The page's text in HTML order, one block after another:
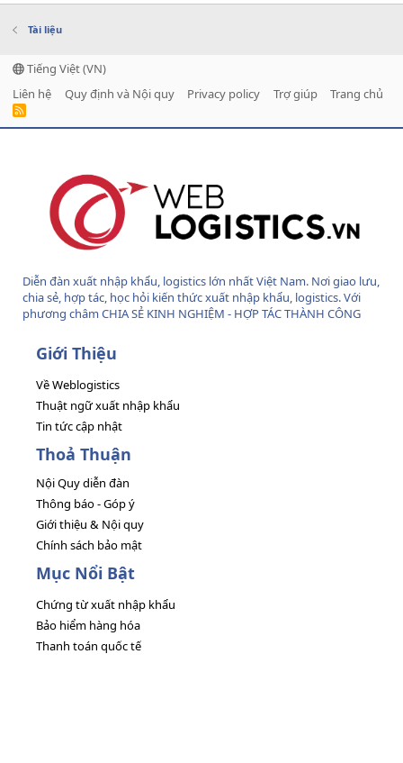
Tài liệu
Tiếng Việt (VN)
Liên hệ
Quy định và Nội quy Privacy policy Trợ giúp Trang chủ
R
Diễn đàn xuất nhập khẩu, logistics lớn nhất Việt Nam. Nơi giao lưu,
chia sẻ, hợp tác, học hỏi kiến thức xuất nhập khẩu, logistics. Với
phương châm CHIA SẺ KINH NGHIỆM - HỢP TÁC THÀNH CÔNG
Giới Thiệu
Về Weblogistics
Thuật ngữ xuất nhập khẩu
Tin tức cập nhật
Thoả Thuận
Nội Quy diễn đàn
Thông báo - Góp ý
Giới thiệu & Nội quy
Chính sách bảo mật
Mục Nổi Bật
Chứng từ xuất nhập khẩu
Bảo hiểm hàng hóa
Thanh toán quốc tế